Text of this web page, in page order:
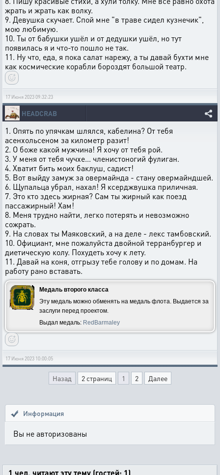
жрать и жрать как волку.
9. Девушка скучает. Спой мне "в траве сидел кузнечик",
мою любимую.
10. Ты от бабушки ушёл и от дедушки ушёл, но тут
появилась я и что-то пошло не так.
11. Ну что, еда, я пока салат нарежу, а ты давай бухти мне
как космические корабли бороздят большой театр.
17 Июня 2023 09:32:23
HEADCRAB
1. Опять по упячкам шлялся, кабелина? От тебя
асенхольсеном за километр разит!
2. О боже какой мужчина! Я хочу от тебя рой.
3. У меня от тебя чучхе... членистоногий фулиган.
4. Хватит бить моих баклуш, садист!
5. Вот выйду замуж за овермайнда - стану овермайндшей.
6. Щупальца убрал, нахал! Я ксерджвушка приличная.
7. Это кто здесь жирная? Сам ты жирный как поезд
пассажирный! Хам!
8. Меня трудно найти, легко потерять и невозможно
сожрать.
9. На словах ты Маяковский, а на деле - лекс тамбовский.
10. Официант, мне пожалуйста двойной терранбургер и
диетическую колу. Похудеть хочу к лету.
11. Давай на коня, отгрызу тебе голову и по домам. На
работу рано вставать.
Медаль второго класса
Эту медаль можно обменять на медаль флота. Выдается за
заслуги перед проектом.
Выдал медаль: RedBarmaley
17 Июня 2023 10:00:05
Назад 2 страниц 1 2 Далее
Информация
Вы не авторизованы
1 чел. читают эту тему (гостей: 1)